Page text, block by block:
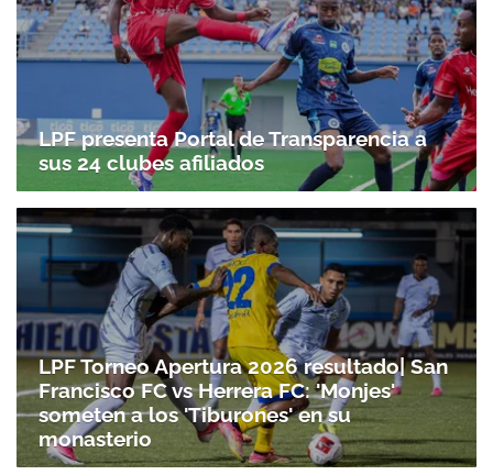
LPF presenta Portal de Transparencia a
sus 24 clubes afiliados
LPF Torneo Apertura 2026 resultado| San
Francisco FC vs Herrera FC: 'Monjes'
someten a los 'Tiburones' en su
monasterio